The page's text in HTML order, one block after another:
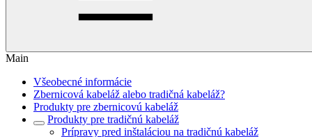
Main
Všeobecné informácie
Zbernicová kabeláž alebo tradičná kabeláž?
Produkty pre zbernicovú kabeláž
Produkty pre tradičnú kabeláž
Prípravy pred inštaláciou na tradičnú kabeláž